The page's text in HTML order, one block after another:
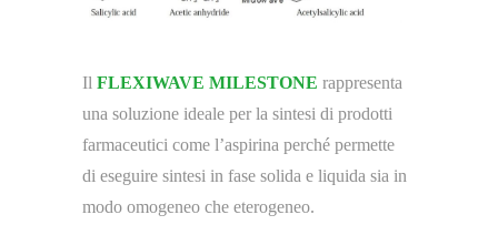
Il FLEXIWAVE MILESTONE rappresenta
una soluzione ideale per la sintesi di prodotti
farmaceutici come l’aspirina perché permette
di eseguire sintesi in fase solida e liquida sia in
modo omogeneo che eterogeneo.